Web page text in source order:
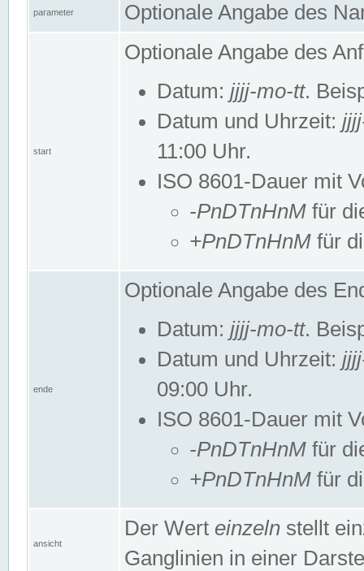
parameter Optionale Angabe des
start
Optionale Angabe des
Datum: jjjj-mo-tt.
Datum und Uhrzeit:
11:00 Uhr.
ISO 8601-Dauer mit
-PnDTnHnM für
+PnDTnHnM für
ende
Optionale Angabe des
Datum: jjjj-mo-tt.
Datum und Uhrzeit:
09:00 Uhr.
ISO 8601-Dauer mit
-PnDTnHnM für
+PnDTnHnM für
ansicht
Der Wert einzeln stellt
Ganglinien in einer